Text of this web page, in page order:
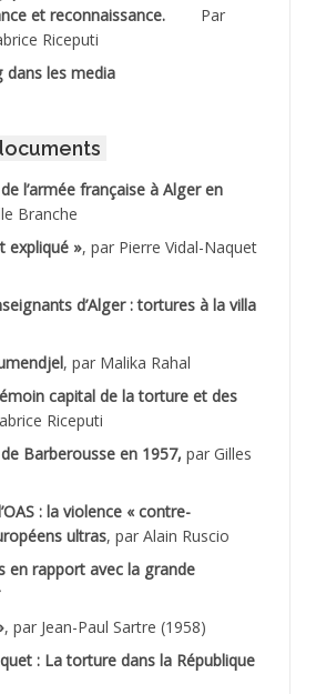
*
et reconnaissance.
Par
Riceputi
dans les media
l’armée française à Alger en
Branche
expliqué », par Pierre Vidal-Naquet
d’Alger : tortures à la villa
, par Malika Rahal
capital de la torture et des
Riceputi
Barberousse en 1957, par Gilles
: la violence « contre-
ultras, par Alain Ruscio
en rapport avec la grande
, par Jean-Paul Sartre (1958)
: La torture dans la République